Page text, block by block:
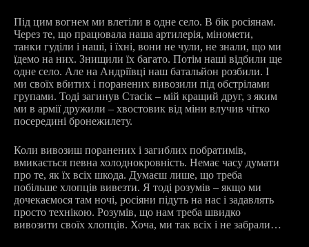
Під цим вогнем ми влетіли в одне село. В бік росіянам.
Через те, що працювала наша артилерія, міномети,
танки гуділи і наші, і їхні, вони не чули, не знали, що ми
їдемо на них. Знищили їх багато. Потім наші відбили ще
одне село. Але на Андріївці наш батальйон розбили. І
ми своїх вбитих і поранених вивозили під обстрілами
групами. Тоді загинув Стасік – мій кращий друг, з яким
ми в армії дружили – хвостовик від міни влучив чітко
посередині бронежилету.
Коли вивозиш поранених і загиблих побратимів,
вмикається певна холоднокровність. Немає часу думати
про те, як їх всіх шкода. Думаєш лише, що треба
побільше хлопців вивезти. Я тоді розумів – якщо ми
дочекаємося там ночі, росіяни підуть на нас і задавлять
просто технікою. Розумів, що нам треба швидко
вивозити своїх хлопців. Хоча, ми так всіх і не забрали…